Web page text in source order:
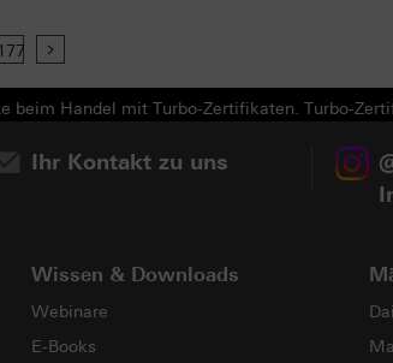
177
beim Handel mit Turbo-Zertifikaten. Turbo-
Ihr Kontakt zu uns
Wissen & Downloads
Webinare
E-Books